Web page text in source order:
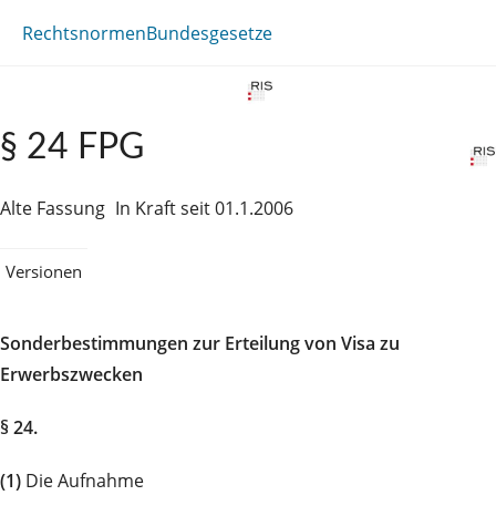
RechtsnormenBundesgesetze
§ 24 FPG
Alte Fassung In Kraft seit 01.1.2006
Versionen
Sonderbestimmungen zur Erteilung von Visa zu
Erwerbszwecken
§ 24.
(1) Die Aufnahme